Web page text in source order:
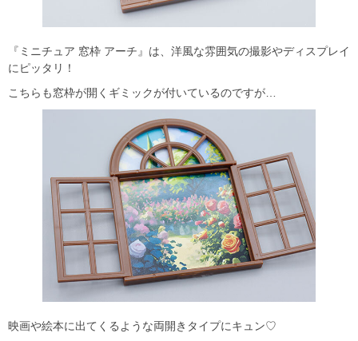
『ミニチュア 窓枠 アーチ』は、洋風な雰囲気の撮影やディスプレイ
にピッタリ！
こちらも窓枠が開くギミックが付いているのですが…
映画や絵本に出てくるような両開きタイプにキュン♡